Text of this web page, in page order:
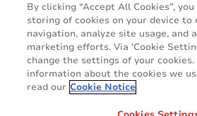
By clicking “Accept All Cookies”,
storing of cookies on your device to
navigation, analyze site usage, and
marketing efforts. Via 'Cookie
change the settings of your cookies.
information about the cookies we
read our Cookie Notice